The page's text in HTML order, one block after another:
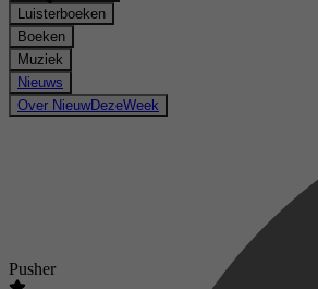
Luisterboeken
Boeken
Muziek
Nieuws
Over NieuwDezeWeek
Pusher